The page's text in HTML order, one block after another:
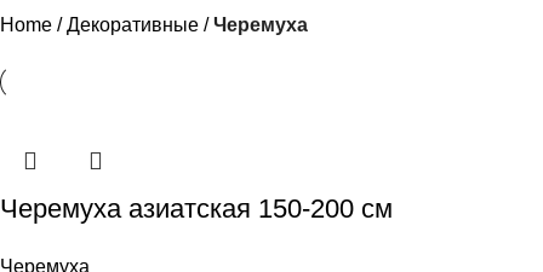
Home Декоративные Черемуха
Черемуха азиатская 150-200 см
Черемуха